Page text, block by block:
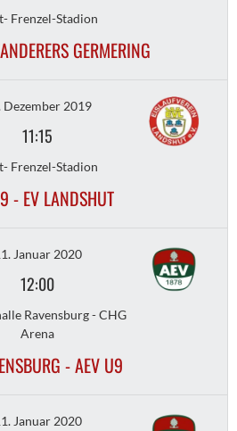
Frenzel-Stadion
GERMERING
Dezember 2019
11:15
Frenzel-Stadion
- EV LANDSHUT
Januar 2020
12:00
Ravensburg - CHG
Arena
- AEV U9
Januar 2020